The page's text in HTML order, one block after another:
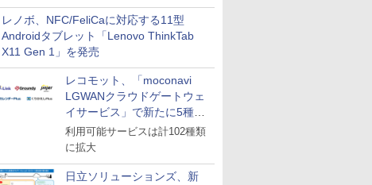
業務設計とマインドセット変
革
レノボ、NFC/FeliCaに対応する11型
Androidタブレット「Lenovo ThinkTab
X11 Gen 1」を発売
レコモット、「moconavi
LGWANクラウドゲートウェ
イサービス」で新たに5種類
のサービスと連携開始
利用可能サービスは計102種類
に拡大
日立ソリューションズ、新